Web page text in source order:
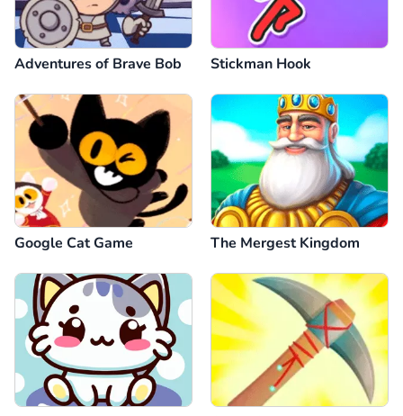
Adventures of Brave Bob Stickman Hook
Google Cat Game The Mergest Kingdom